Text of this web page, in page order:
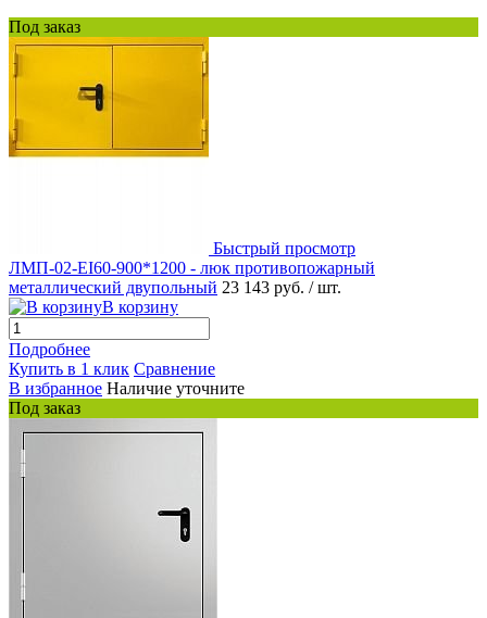
Под заказ
Быстрый просмотр
ЛМП-02-EI60-900*1200 - люк противопожарный
металлический двупольный 23 143 руб. / шт.
В корзину
Подробнее
Купить в 1 клик Сравнение
В избранное Наличие уточните
Под заказ